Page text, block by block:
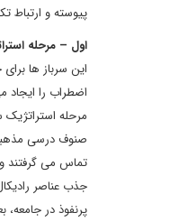
پیوسته و ارتباط
اول – مرحله
این سرباز ها
اضطراب را
مرحله
صنوف درسی
تماس می گرفتند
جذب عناصر
پرنفوذ در